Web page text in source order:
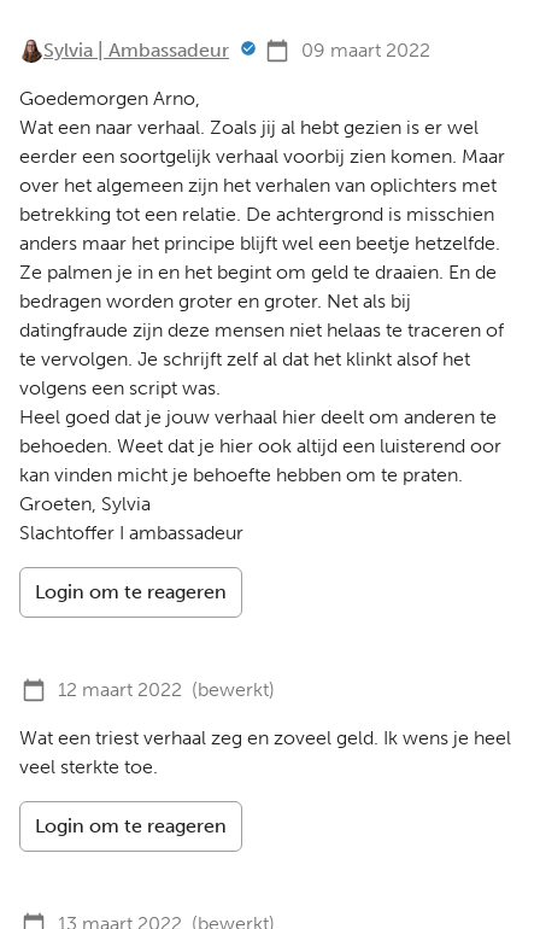
Sylvia | Ambassadeur 09 maart 2022
Goedemorgen Arno,
Wat een naar verhaal. Zoals jij al hebt gezien is er wel
eerder een soortgelijk verhaal voorbij zien komen. Maar
over het algemeen zijn het verhalen van oplichters met
betrekking tot een relatie. De achtergrond is misschien
anders maar het principe blijft wel een beetje hetzelfde.
Ze palmen je in en het begint om geld te draaien. En de
bedragen worden groter en groter. Net als bij
datingfraude zijn deze mensen niet helaas te traceren of
te vervolgen. Je schrijft zelf al dat het klinkt alsof het
volgens een script was.
Heel goed dat je jouw verhaal hier deelt om anderen te
behoeden. Weet dat je hier ook altijd een luisterend oor
kan vinden micht je behoefte hebben om te praten.
Groeten, Sylvia
Slachtoffer I ambassadeur
Login om te reageren
12 maart 2022 (bewerkt)
Wat een triest verhaal zeg en zoveel geld. Ik wens je heel
veel sterkte toe.
Login om te reageren
13 maart 2022 (bewerkt)